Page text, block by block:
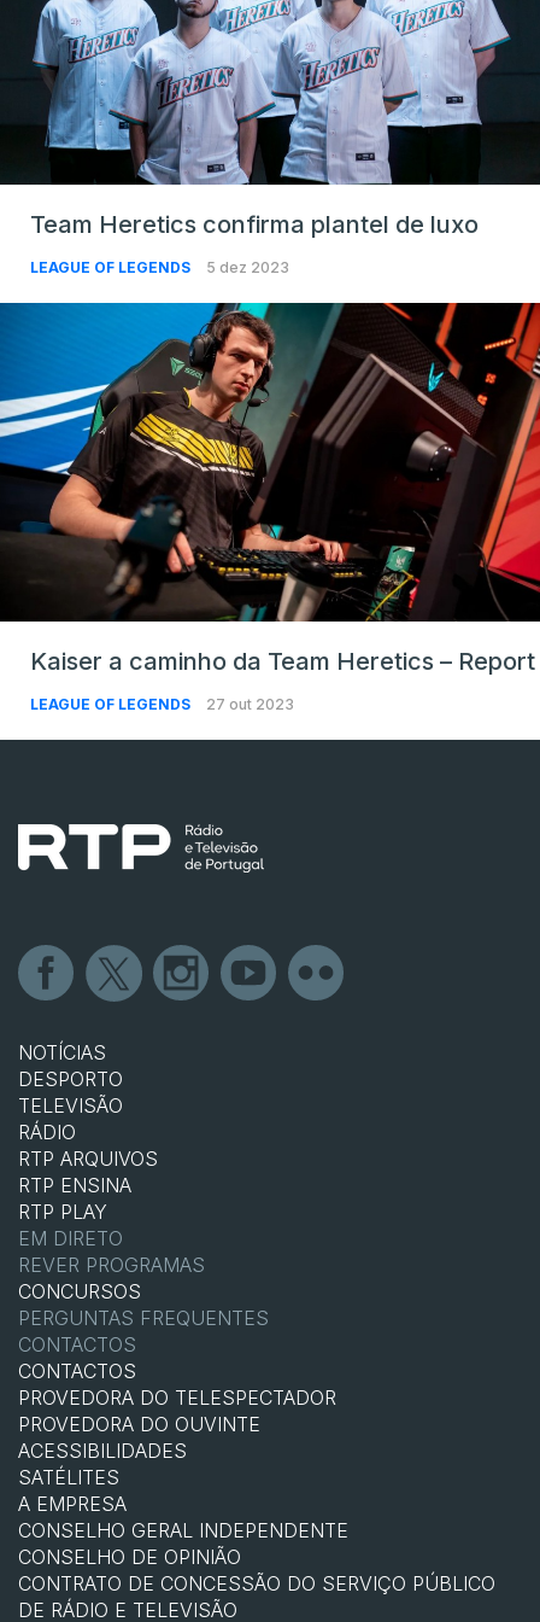
Team Heretics confirma plantel de luxo
LEAGUE OF LEGENDS 5 dez 2023
Kaiser a caminho da Team Heretics – Report
LEAGUE OF LEGENDS 27 out 2023
NOTÍCIAS
DESPORTO
TELEVISÃO
RÁDIO
RTP ARQUIVOS
RTP ENSINA
RTP PLAY
EM DIRETO
REVER PROGRAMAS
CONCURSOS
PERGUNTAS FREQUENTES
CONTACTOS
CONTACTOS
PROVEDORA DO TELESPECTADOR
PROVEDORA DO OUVINTE
ACESSIBILIDADES
SATÉLITES
A EMPRESA
CONSELHO GERAL INDEPENDENTE
CONSELHO DE OPINIÃO
CONTRATO DE CONCESSÃO DO SERVIÇO PÚBLICO
DE RÁDIO E TELEVISÃO